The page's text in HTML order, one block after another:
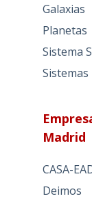
Galaxias
Planetas
Sistema
Madrid
CASA-
Deimos